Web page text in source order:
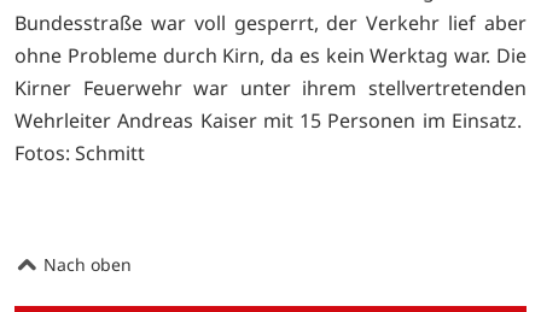
Bundesstraße war voll gesperrt, der Verkehr lief aber
ohne Probleme durch Kirn, da es kein Werktag war. Die
Kirner Feuerwehr war unter ihrem stellvertretenden
Wehrleiter Andreas Kaiser mit 15 Personen im Einsatz.
Fotos: Schmitt
Nach oben